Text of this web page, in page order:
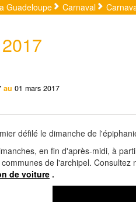
Guadeloupe Carnaval
au 01 mars 2017
défilé le dimanche de
en fin d'après-midi, à
de l'archipel. Consultez
de voiture .